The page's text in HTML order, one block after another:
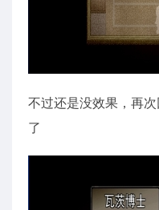
不过还是没效果，再
了